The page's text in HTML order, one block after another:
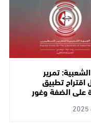
تمرير
اقتراح تطبيق
على الضفة وغور
تصعيد خطير وجزء لا
مخططات استيطان